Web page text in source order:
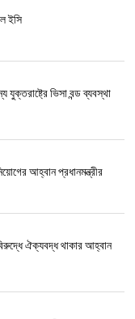
ইসি
যুক্তরাষ্ট্রে ভিসা বন্ড ব্যবস্থা
আহ্বান প্রধানমন্ত্রীর
ঐক্যবদ্ধ থাকার আহ্বান